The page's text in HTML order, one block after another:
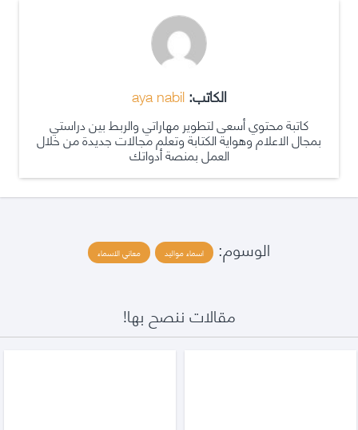
الكاتب:aya nabil
كاتبة محتوي أسعى لتطوير مهاراتي والربط بين دراستي
بمجال الاعلام وهواية الكتابة وتعلم مجالات جديدة من خلال
العمل بمنصة أدواتك
الوسوم: اسماء مواليد معاني الاسماء
مقالات ننصح بها!